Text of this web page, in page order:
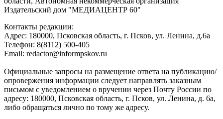
Издательский дом "МЕДИАЦЕНТР 60"
Контакты редакции:
Адреc: 180000, Псковская область, г. Псков, ул. Ленина, д.6а
Телефон: 8(8112) 500-405
Email: redactor@informpskov.ru
Официальные запросы на размещение ответа на публикацию/
опровержения информации следует направлять заказным
письмом с уведомлением о вручении через Почту России по
адресу: 180000, Псковская область, г. Псков, ул. Ленина, д. 6а,
либо обращаться лично по тому же адресу.